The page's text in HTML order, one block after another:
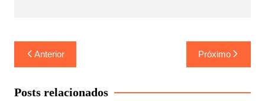
Navegação
de
Post
Anterior Próximo
Posts relacionados